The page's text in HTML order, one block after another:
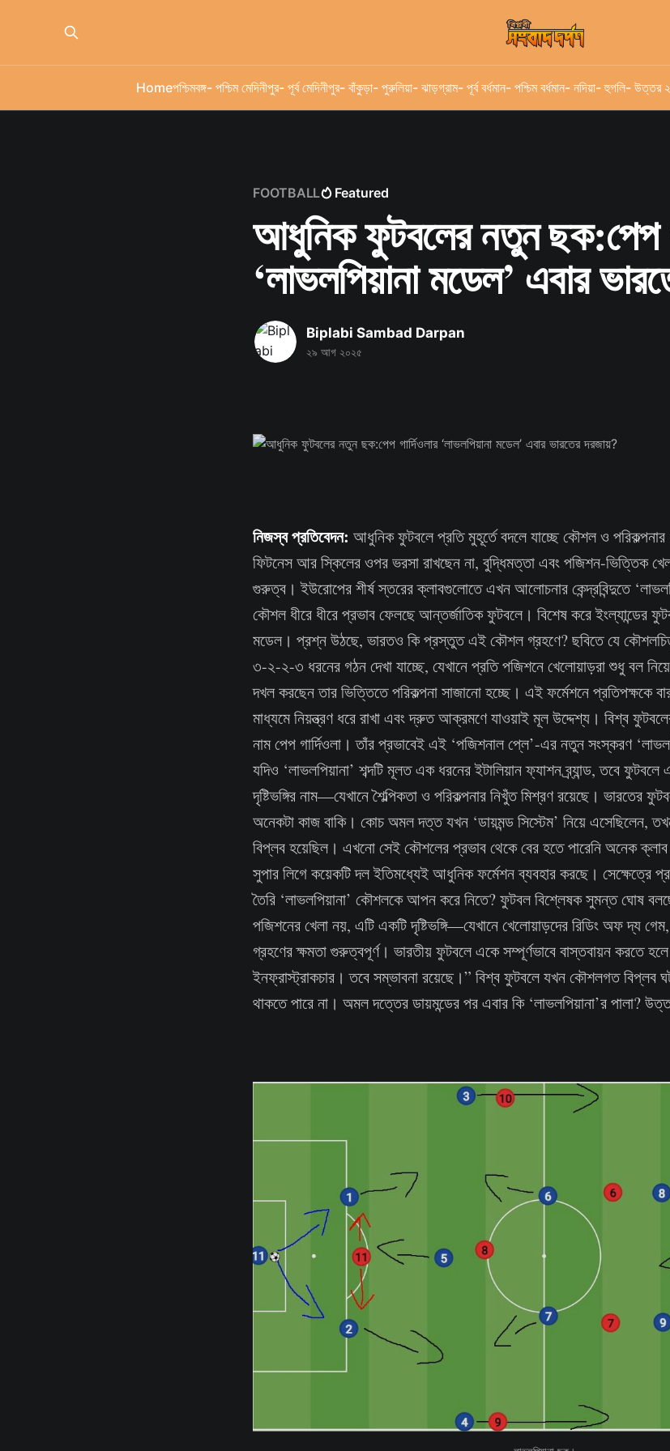
Homeপশ্চিমবঙ্গ- পশ্চিম মেদিনীপুর- পূর্ব মেদিনীপুর- বাঁকুড়া- পুরুলিয়া- ঝাড়গ্রাম- পূর্ব বর্ধমান- পশ্চিম বর্ধমান- নদিয়া- হুগলি- উত্তর
FOOTBALL Featured
আধুনিক ফুটবলের নতুন ছক:পেপ
‘লাভলপিয়ানা মডেল’ এবার
Biplabi Sambad Darpan
২৯ আগ ২০২৫
নিজস্ব প্রতিবেদন: আধুনিক ফুটবলে প্রতি মুহূর্তে বদলে যাচ্ছে কৌশল ও
ফিটনেস আর স্কিলের ওপর ভরসা রাখছেন না, বুদ্ধিমত্তা এবং পজিশন-ভিত্তিক
গুরুত্ব। ইউরোপের শীর্ষ স্তরের ক্লাবগুলোতে এখন আলোচনার কেন্দ্রবিন্দুতে
কৌশল ধীরে ধীরে প্রভাব ফেলছে আন্তর্জাতিক ফুটবলে। বিশেষ করে ইংল্যান্ডের
মডেল। প্রশ্ন উঠছে, ভারতও কি প্রস্তুত এই কৌশল গ্রহণে? ছবিতে যে কৌশলচিত্র
৩-২-২-৩ ধরনের গঠন দেখা যাচ্ছে, যেখানে প্রতি পজিশনে খেলোয়াড়রা শুধু বল
দখল করছেন তার ভিত্তিতে পরিকল্পনা সাজানো হচ্ছে। এই ফর্মেশনে প্রতিপক্ষকে
মাধ্যমে নিয়ন্ত্রণ ধরে রাখা এবং দ্রুত আক্রমণে যাওয়াই মূল উদ্দেশ্য। বিশ্ব
নাম পেপ গার্দিওলা। তাঁর প্রভাবেই এই ‘পজিশনাল প্লে’-এর নতুন সংস্করণ
যদিও ‘লাভলপিয়ানা’ শব্দটি মূলত এক ধরনের ইটালিয়ান ফ্যাশন ব্র্যান্ড, তবে
দৃষ্টিভঙ্গির নাম—যেখানে শৈল্পিকতা ও পরিকল্পনার নিখুঁত মিশ্রণ রয়েছে। ভারতের
অনেকটা কাজ বাকি। কোচ অমল দত্ত যখন ‘ডায়মন্ড সিস্টেম’ নিয়ে এসেছিলেন,
বিপ্লব হয়েছিল। এখনো সেই কৌশলের প্রভাব থেকে বের হতে পারেনি অনেক
সুপার লিগে কয়েকটি দল ইতিমধ্যেই আধুনিক ফর্মেশন ব্যবহার করছে। সেক্ষেত্রে
তৈরি ‘লাভলপিয়ানা’ কৌশলকে আপন করে নিতে? ফুটবল বিশ্লেষক সুমন্ত ঘোষ
পজিশনের খেলা নয়, এটি একটি দৃষ্টিভঙ্গি—যেখানে খেলোয়াড়দের রিডিং অফ দ্য
গ্রহণের ক্ষমতা গুরুত্বপূর্ণ। ভারতীয় ফুটবলে একে সম্পূর্ণভাবে বাস্তবায়ন করতে হলে
ইনফ্রাস্ট্রাকচার। তবে সম্ভাবনা রয়েছে।” বিশ্ব ফুটবলে যখন কৌশলগত বিপ্লব
থাকতে পারে না। অমল দত্তের ডায়মন্ডের পর এবার কি ‘লাভলপিয়ানা’র পালা?